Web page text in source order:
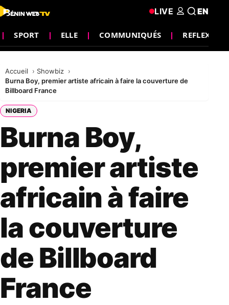
SPORT ELLE COMMUNIQUÉS REFLEXION
LIVE EN
Accueil
Showbiz
Burna Boy, premier artiste africain à faire la couverture de
Billboard France
NIGERIA
Burna Boy,
premier artiste
africain à faire
la couverture
de Billboard
France